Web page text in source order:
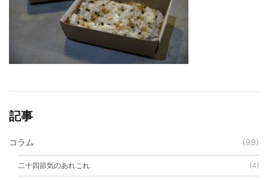
記事
コラム (99)
二十四節気のあれこれ (4)